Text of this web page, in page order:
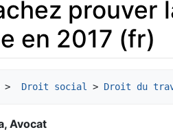
prouver
en 2017 (fr)
> Droit social > Droit du
Avocat